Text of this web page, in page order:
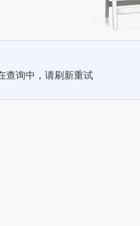
查询中，请刷新重试